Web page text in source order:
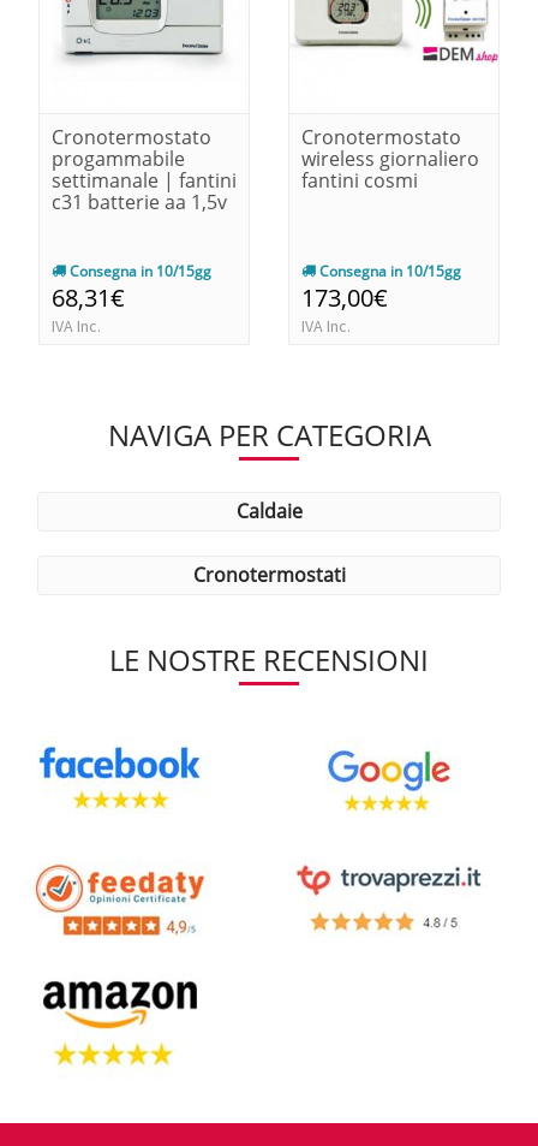
Cronotermostato
progammabile
settimanale | fantini
c31 batterie aa 1,5v
Consegna in 10/15gg
68,31€
IVA Inc.
Cronotermostato
wireless giornaliero
fantini cosmi
Consegna in 10/15gg
173,00€
IVA Inc.
NAVIGA PER CATEGORIA
caldaie
cronotermostati
LE NOSTRE RECENSIONI